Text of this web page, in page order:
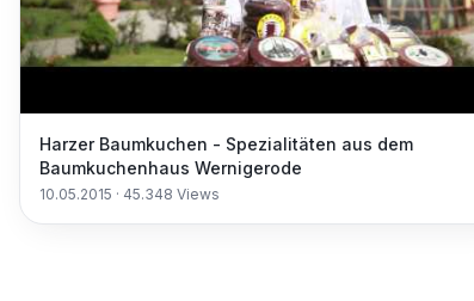
Harzer Baumkuchen - Spezialitäten aus dem
Baumkuchenhaus Wernigerode
10.05.2015 · 45.348 Views